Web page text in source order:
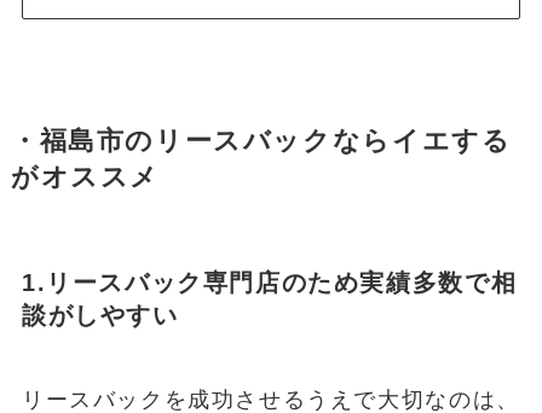
・福島市のリースバックならイエする
がオススメ
1.リースバック専門店のため実績多数で相
談がしやすい
リースバックを成功させるうえで大切なのは、